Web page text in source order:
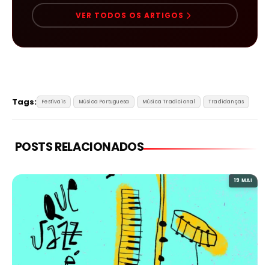
VER TODOS OS ARTIGOS
Tags: Festivais Música Portuguesa Música Tradicional Tradidanças
POSTS RELACIONADOS
19 MAI